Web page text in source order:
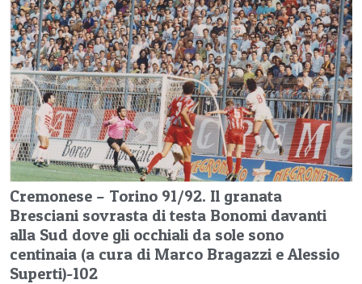
Cremonese – Torino 91/92. Il granata
Bresciani sovrasta di testa Bonomi davanti
alla Sud dove gli occhiali da sole sono
centinaia (a cura di Marco Bragazzi e Alessio
Superti)-102